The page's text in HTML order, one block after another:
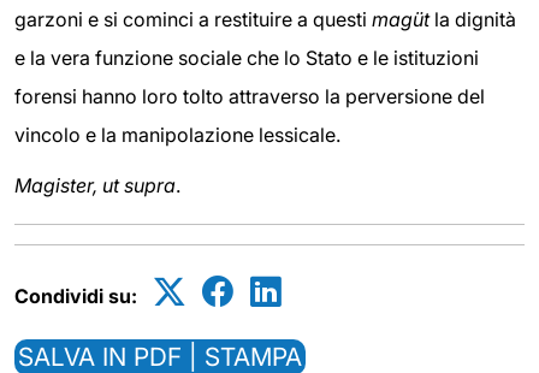
garzoni e si cominci a restituire a questi magütla dignità
e la vera funzione sociale che lo Stato e le istituzioni
forensi hanno loro tolto attraverso la perversione del
vincolo e la manipolazione lessicale.
Magister, ut supra.
Condividi su:
SALVA IN PDF | STAMPA